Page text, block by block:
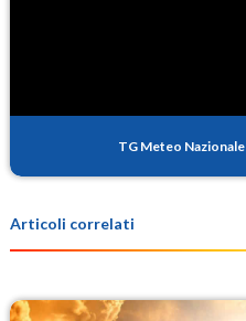
TG Meteo Nazionale
Articoli correlati